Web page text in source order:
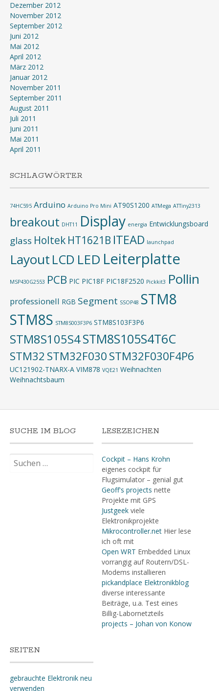
Dezember 2012
November 2012
September 2012
Juni 2012
Mai 2012
April 2012
März 2012
Januar 2012
November 2011
September 2011
August 2011
Juli 2011
Juni 2011
Mai 2011
April 2011
SCHLAGWÖRTER
74HC595 Arduino Arduino Pro Mini AT90S1200 ATMega ATTiny2313
breakout DHT11 Display energia Entwicklungsboard
glass Holtek HT1621B ITEAD launchpad
Layout LCD LED Leiterplatte
MSP430G2553 PCB PIC PIC18F PIC18F2520 Pickkit3 Pollin
professionell RGB Segment SSOP48 STM8
STM8S STM8S003F3P6 STM8S103F3P6
STM8S105S4STM8S105S4T6C
STM32 STM32F030STM32F030F4P6
UC121902-TNARX-A VIM878 VQE21 Weihnachten
Weihnachtsbaum
SUCHE IM BLOG
nach:
LESEZEICHEN
Cockpit – Hans Krohn
eigenes cockpit für
Flugsimulator – genial gut
Geoff's projects nette
Projekte mit GPS
Justgeekviele
Elektronikprojekte
Mikrocontroller.netHier lese
ich oft mit
Open WRT Embedded Linux
vorrangig auf Routern/DSL-
Modems installieren
pickandplace Elektronikblog
diverse interessante
Beiträge, u.a. Test eines
Billig-Labornetzteils
projects – Johan von Konow
SEITEN
gebrauchte Elektronik neu
verwenden